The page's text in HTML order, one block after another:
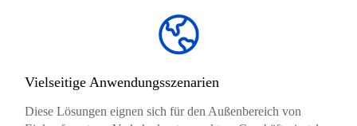
Vielseitige Anwendungsszenarien
Diese Lösungen eignen sich für den Außenbereich von